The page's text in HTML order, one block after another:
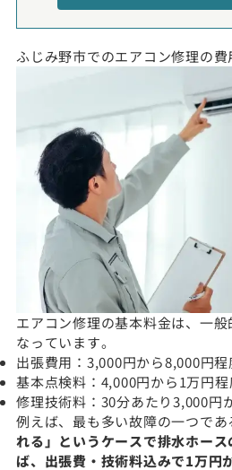
ふじみ野市でのエアコン修理の費
エアコン修理の基本料金は、一
なっています。
出張費用：3,000円から8,000円程
基本点検料：4,000円から1万円程
修理技術料：30分あたり3,000円
例えば、最も多い故障の一つであ
れる」というケースで排水ホー
ば、出張費・技術料込みで1万円